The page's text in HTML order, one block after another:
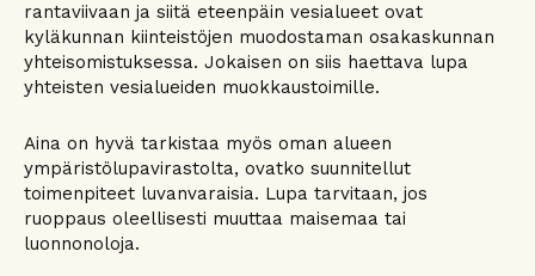
rantaviivaan ja siitä eteenpäin vesialueet ovat
kyläkunnan kiinteistöjen muodostaman osakaskunnan
yhteisomistuksessa. Jokaisen on siis haettava lupa
yhteisten vesialueiden muokkaustoimille.
Aina on hyvä tarkistaa myös oman alueen
ympäristölupavirastolta, ovatko suunnitellut
toimenpiteet luvanvaraisia. Lupa tarvitaan, jos
ruoppaus oleellisesti muuttaa maisemaa tai
luonnonoloja.